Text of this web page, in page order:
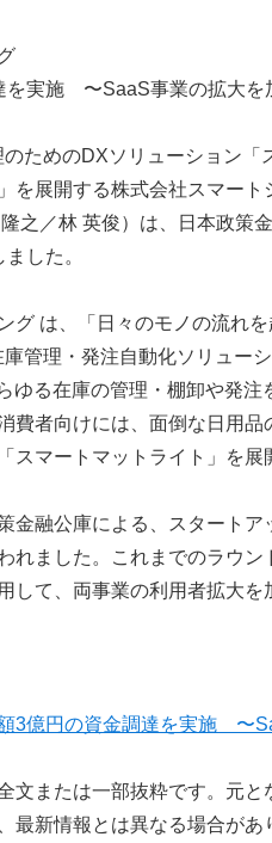
実施 〜SaaS事業の拡大を
ためのDXソリューション「
を展開する株式会社スマー
之／林 英俊）は、日本政策
した。
は、「日々のモノの流れ
管理・発注自動化ソリュー
ゆる在庫の管理・棚卸や発注
費者向けには、面倒な日用品
スマートマットライト」を展
金融公庫による、スタートア
れました。これまでのラウン
して、両事業の利用者拡大を
3億円の資金調達を実施 〜
文または一部抜粋です。元と
最新情報とは異なる場合が